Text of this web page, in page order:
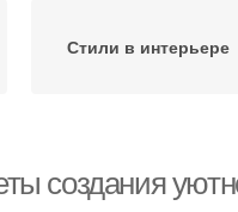
Стили в интерьере
создания